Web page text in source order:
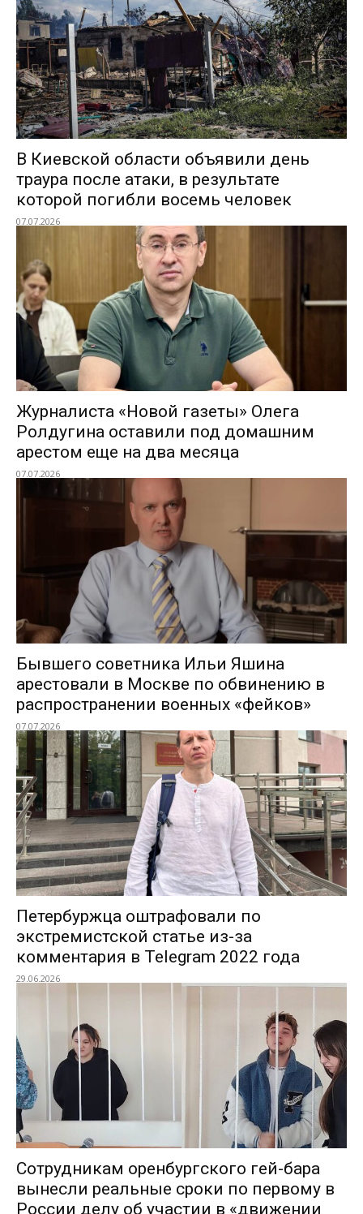
В Киевской области объявили день
траура после атаки, в результате
которой погибли восемь человек
07.07.2026
Журналиста «Новой газеты» Олега
Ролдугина оставили под домашним
арестом еще на два месяца
07.07.2026
Бывшего советника Ильи Яшина
арестовали в Москве по обвинению в
распространении военных «фейков»
07.07.2026
Петербуржца оштрафовали по
экстремистской статье из-за
комментария в Telegram 2022 года
29.06.2026
Сотрудникам оренбургского гей-бара
вынесли реальные сроки по первому в
России делу об участии в «движении